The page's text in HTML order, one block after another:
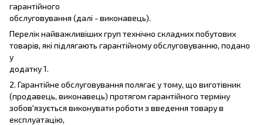
гарантійного
обслуговування (далі - виконавець).
Перелік найважливіших груп технічно складних побутових
товарів, які підлягають гарантійному обслуговуванню, подано
у
додатку 1.
2. Гарантійне обслуговування полягає у тому, що виготівник
(продавець, виконавець) протягом гарантійного терміну
зобов'язується виконувати роботи з введення товару в
експлуатацію,